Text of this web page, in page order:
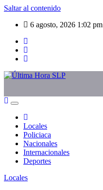
Saltar al contenido
6 agosto, 2026 1:02 pm
Locales
Policiaca
Nacionales
Internacionales
Deportes
Locales